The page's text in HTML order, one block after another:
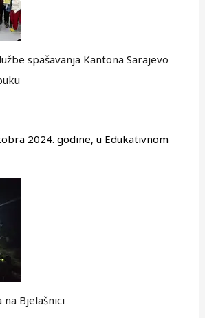
spašavanja Kantona Sarajevo
2024. godine, u Edukativnom
na Bjelašnici